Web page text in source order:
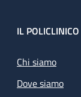
Footer
IL POLICLINICO
Chi siamo
Dove siamo